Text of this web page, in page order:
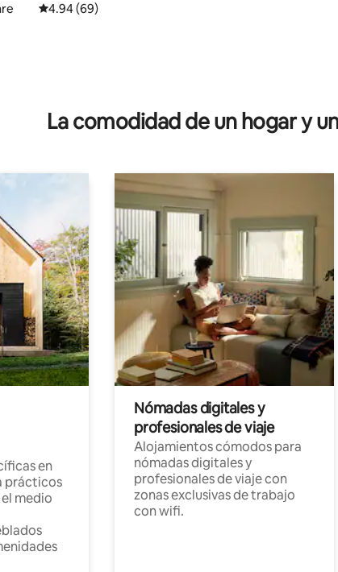
Calificación promedio: 4.94 de 5; 69 evaluaciones
4.94 (69)
La comodidad de un hogar y
en
prácticos
medio
Nómadas digitales y
profesionales de viaje
Alojamientos cómodos para
nómadas digitales y
profesionales de viaje con
zonas exclusivas de trabajo
con wifi.